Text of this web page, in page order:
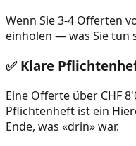
Wenn Sie 3-4 Offerten
einholen — was Sie tun
✅ Klare
Eine Offerte über CHF
Pflichtenheft ist ein
Ende, was «drin» war.